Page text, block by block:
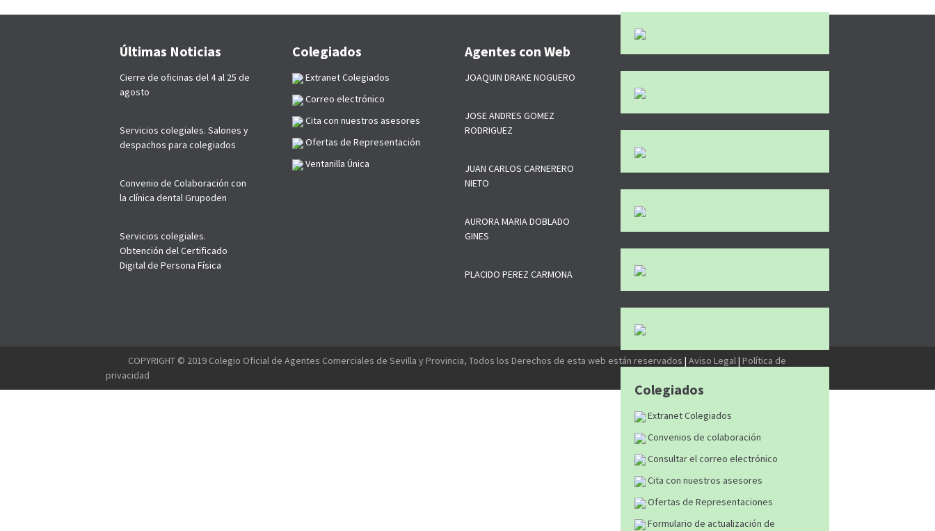
Colegiados
Extranet Colegiados
Convenios de colaboración
Consultar el correo electrónico
Cita con nuestros asesores
Ofertas de Representaciones
Formulario de actualización de
Últimas Noticias
Cierre de oficinas del 4 al 25 de
agosto
Servicios colegiales. Salones y
despachos para colegiados
Convenio de Colaboración con
la clínica dental Grupoden
Servicios colegiales.
Obtención del Certificado
Digital de Persona Física
Colegiados
Extranet Colegiados
Correo electrónico
Cita con nuestros asesores
Ofertas de Representación
Ventanilla Única
Agentes con Web
JOAQUIN DRAKE NOGUERO
JOSE ANDRES GOMEZ
RODRIGUEZ
JUAN CARLOS CARNERERO
NIETO
AURORA MARIA DOBLADO
GINES
PLACIDO PEREZ CARMONA
COPYRIGHT © 2019 Colegio Oficial de Agentes Comerciales de Sevilla y Provincia, Todos los Derechos de esta web están reservados | Aviso Legal| Política de
privacidad